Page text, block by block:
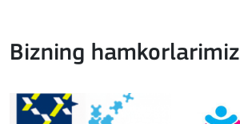
Bizning hamkorlarimiz